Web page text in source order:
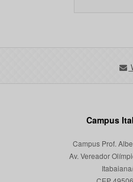
Campus
Campus Prof.
Av. Vereador